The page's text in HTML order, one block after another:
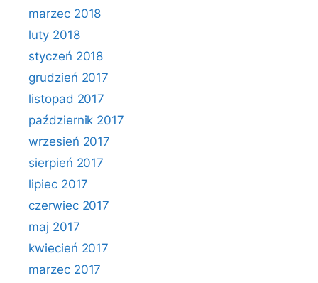
marzec 2018
luty 2018
styczeń 2018
grudzień 2017
listopad 2017
październik 2017
wrzesień 2017
sierpień 2017
lipiec 2017
czerwiec 2017
maj 2017
kwiecień 2017
marzec 2017